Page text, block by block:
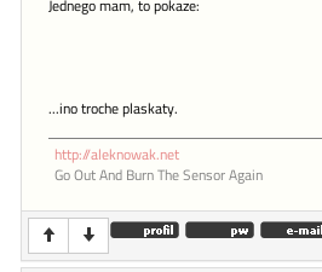
Jednego mam, to pokaze:
...ino troche plaskaty.
http://aleknowak.net
Go Out And Burn The Sensor Again